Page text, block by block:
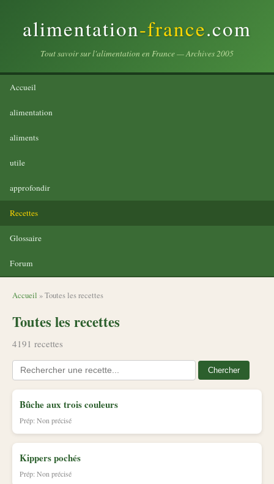
alimentation-france.com
Tout savoir sur l'alimentation en France — Archives 2005
Accueil
alimentation
aliments
utile
approfondir
Recettes
Glossaire
Forum
Accueil » Toutes les recettes
Toutes les recettes
4191 recettes
Chercher
Bûche aux trois couleurs
Prép: Non précisé
Kippers pochés
Prép: Non précisé